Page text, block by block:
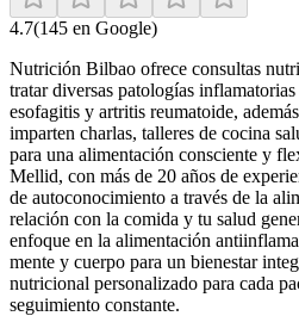
4.7(145 en Google)
Nutrición Bilbao ofrece consultas
tratar diversas patologías
esofagitis y artritis reumatoide,
imparten charlas, talleres de cocina
para una alimentación consciente y
Mellid, con más de 20 años de
de autoconocimiento a través de la
relación con la comida y tu salud
enfoque en la alimentación
mente y cuerpo para un bienestar
nutricional personalizado para cada
seguimiento constante.